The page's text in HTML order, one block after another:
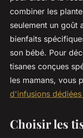
combiner les
seulement un goût
bienfaits
son bébé. Pour
tisanes conçues
les mamans, vous
d'infusions
Choisir les